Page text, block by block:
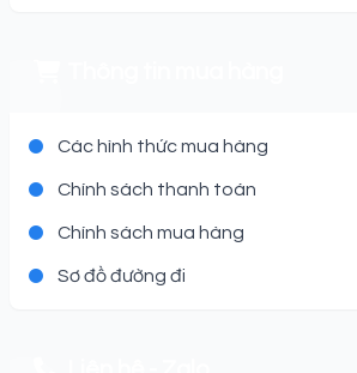
Các hình thức mua hàng
Chính sách thanh toán
Chính sách mua hàng
Sơ đồ đường đi